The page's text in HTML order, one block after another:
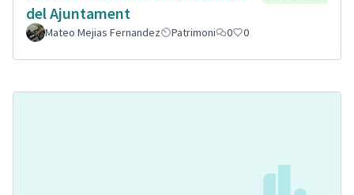
del Ajuntament
Mateo Mejias Fernandez Patrimoni 0 0